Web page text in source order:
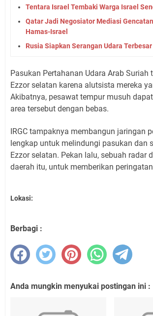
Tentara Israel Tembaki Warga Israel
Qatar Jadi Negosiator Mediasi
Hamas-Israel
Rusia Siapkan Serangan Udara
Pasukan Pertahanan Udara Arab Suriah
Ezzor selatan karena alutsista mereka
Akibatnya, pesawat tempur musuh
area tersebut dengan bebas.
IRGC tampaknya membangun jaringan
lengkap untuk melindungi pasukan dan
Ezzor selatan. Pekan lalu, sebuah radar
daerah itu, untuk memberikan
Lokasi:
Berbagi :
Anda mungkin menyukai postingan ini :